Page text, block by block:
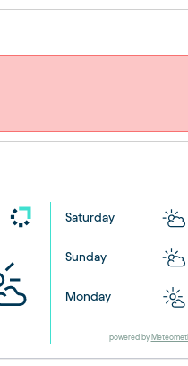
Saturday
Sunday
Monday
powered by